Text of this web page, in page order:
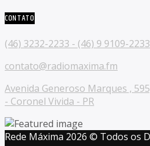
CONTATO
(46) 3232-2233 - (46) 9 9109-2233
contato@radiomaxima.fm
Avenida Generoso Marques ,
- Coronel Vivida - PR
Rede Máxima 2026 © Todos os